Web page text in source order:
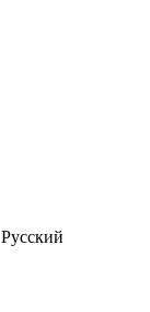
Русский